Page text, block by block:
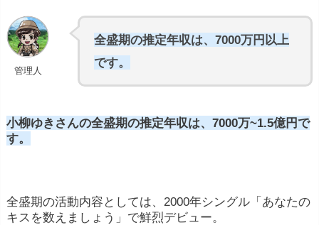
管理人
全盛期の推定年収は、7000万円以上
です。
小柳ゆきさんの全盛期の推定年収は、7000万~1.5億円で
す。
全盛期の活動内容としては、2000年シングル「あなたの
キスを数えましょう」で鮮烈デビュー。